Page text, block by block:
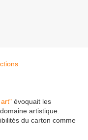
évoquait les
artistique.
du carton comme